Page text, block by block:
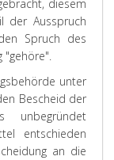
diesem
der Ausspruch
Spruch des
"gehöre".
unter
Bescheid der
unbegründet
entschieden
an die